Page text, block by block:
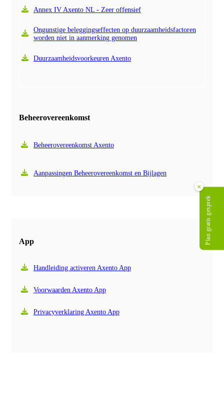
Annex IV Axento NL - Zeer offensief
Ongunstige beleggingseffecten op duurzaamheidsfactoren
worden niet in aanmerking genomen
Duurzaamheidsvoorkeuren Axento
Beheerovereenkomst
Beheerovereenkomst Axento
Aanpassingen Beheerovereenkomst en Bijlagen
App
Handleiding activeren Axento App
Voorwaarden Axento App
Privacyverklaring Axento App
×
Plan gratis gesprek